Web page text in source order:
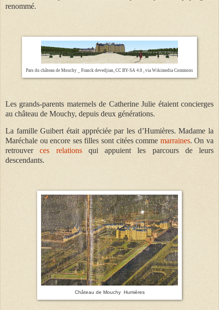
renommé.
Pars du château de Mouchy _ Franck devedjian, CC BY-SA 4.0 , via Wikimedia Commons
Les grands-parents maternels de Catherine Julie étaient concierges
au château de Mouchy, depuis deux générations.
La famille Guibert était appréciée par les d’Humières.Madame la
Maréchale ou encore ses filles sont citées comme marraines. On va
retrouverces relationsqui appuient les parcours de leurs
descendants.
Château de Mouchy Humières